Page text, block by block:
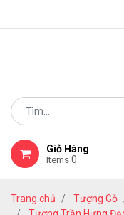
Giỏ Hàng
Items 0
Trang chủ Tượng Gỗ